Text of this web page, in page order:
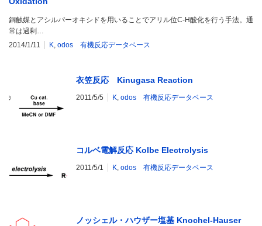
銅触媒とアシルパーオキシドを用いることでアリル位C-H酸化を行う手法。通
常は過剰…
2014/1/11
K, odos 有機反応データベース
衣笠反応 Kinugasa Reaction
2011/5/5 K, odos 有機反応データベース
コルベ電解反応 Kolbe Electrolysis
2011/5/1 K, odos 有機反応データベース
ノッシェル・ハウザー塩基 Knochel-Hauser